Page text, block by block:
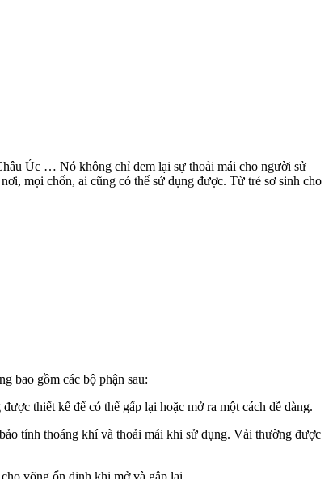
Úc … Nó không chỉ đem lại sự thoải mái cho người sử
mọi chốn, ai cũng có thể sử dụng được. Từ trẻ sơ sinh cho
bao gồm các bộ phận sau:
thiết kế để có thể gấp lại hoặc mở ra một cách dễ dàng.
tính thoáng khí và thoải mái khi sử dụng. Vải thường được
võng ổn định khi mở và gập lại.